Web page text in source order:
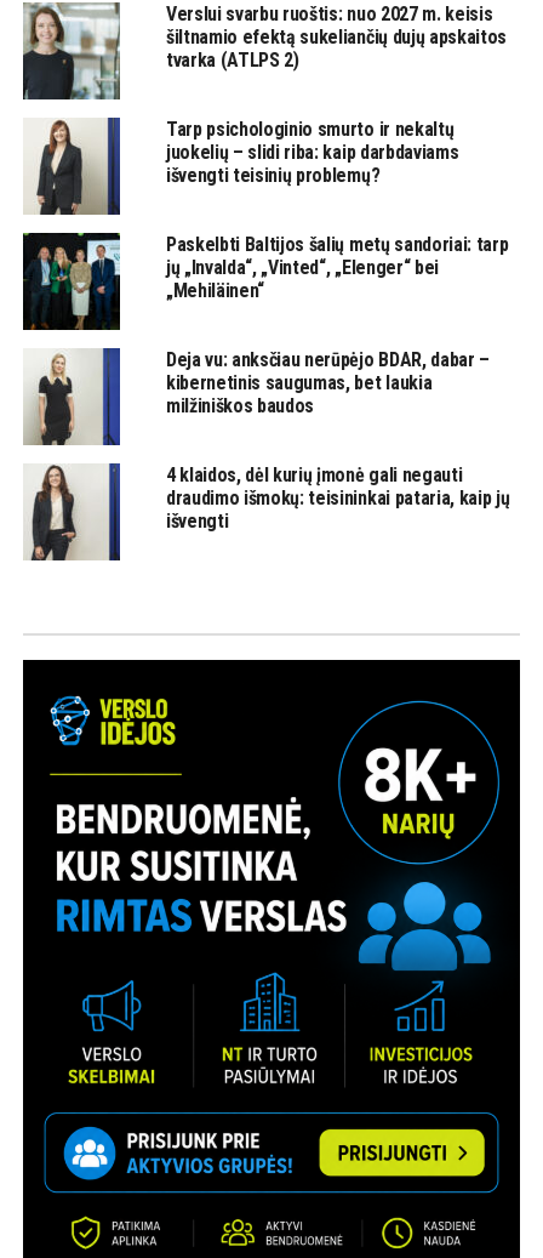
Verslui svarbu ruoštis: nuo 2027 m. keisis
šiltnamio efektą sukeliančių dujų apskaitos
tvarka (ATLPS 2)
Tarp psichologinio smurto ir nekaltų
juokelių – slidi riba: kaip darbdaviams
išvengti teisinių problemų?
Paskelbti Baltijos šalių metų sandoriai: tarp
jų „Invalda“, „Vinted“, „Elenger“ bei
„Mehiläinen“
Deja vu: anksčiau nerūpėjo BDAR, dabar –
kibernetinis saugumas, bet laukia
milžiniškos baudos
4 klaidos, dėl kurių įmonė gali negauti
draudimo išmokų: teisininkai pataria, kaip jų
išvengti